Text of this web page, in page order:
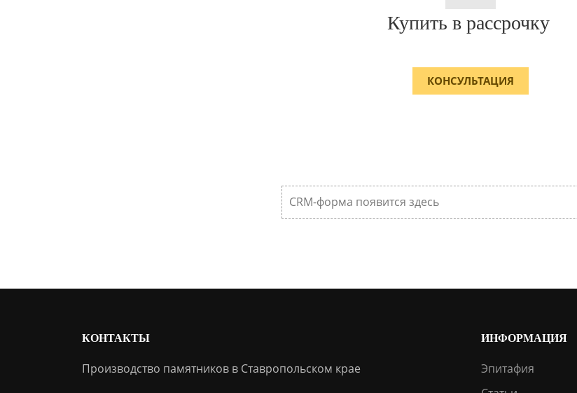
Купить в рассрочку
КОНСУЛЬТАЦИЯ
CRM-форма появится здесь
КОНТАКТЫ
Производство памятников в Ставропольском крае
ИНФОРМАЦИЯ
Эпитафия